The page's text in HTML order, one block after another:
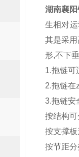
湖南襄
生相对
其是采
形,不下
1.拖链可
2.拖链在
3.拖链安
按结构
按支撑
按节距